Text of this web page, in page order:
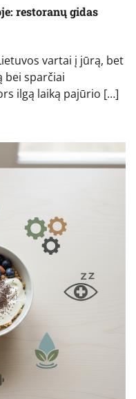
restoranų gidas
vartai į jūrą, bet
bei sparčiai
ilgą laiką pajūrio […]